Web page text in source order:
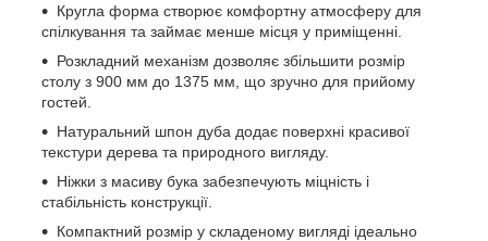
Кругла форма створює комфортну атмосферу для
спілкування та займає менше місця у приміщенні.
Розкладний механізм дозволяє збільшити розмір
столу з 900 мм до 1375 мм, що зручно для прийому
гостей.
Натуральний шпон дуба додає поверхні красивої
текстури дерева та природного вигляду.
Ніжки з масиву бука забезпечують міцність і
стабільність конструкції.
Компактний розмір у складеному вигляді ідеально